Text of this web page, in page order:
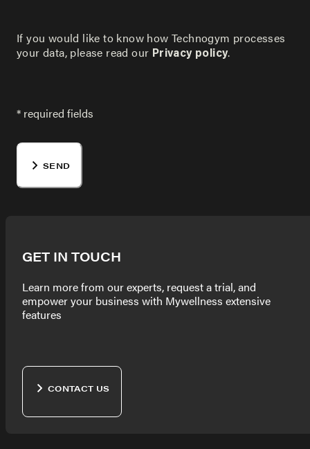
If you would like to know how Technogym processes
your data, please read our Privacy policy.
* required fields
SEND
GET IN TOUCH
Learn more from our experts, request a trial, and
empower your business with Mywellness extensive
features
CONTACT US